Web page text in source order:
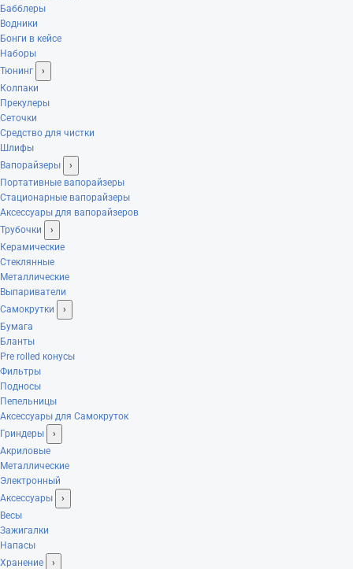
Бабблеры
Водники
Бонги в кейсе
Наборы
Тюнинг
›
Колпаки
Прекулеры
Сеточки
Средство для чистки
Шлифы
Вапорайзеры
›
Портативные вапорайзеры
Стационарные вапорайзеры
Аксессуары для вапорайзеров
Трубочки
›
Керамические
Стеклянные
Металлические
Выпариватели
Самокрутки
›
Бумага
Бланты
Pre rolled конусы
Фильтры
Подносы
Пепельницы
Аксессуары для Самокруток
Гриндеры
›
Акриловые
Металлические
Электронный
Аксессуары
›
Весы
Зажигалки
Напасы
Хранение
›